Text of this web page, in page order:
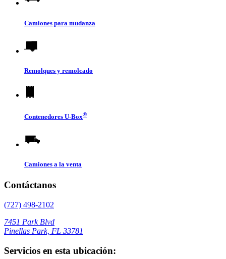
Camiones para mudanza
Remolques y remolcado
Contenedores U-Box®
Camiones a la venta
Contáctanos
(727) 498-2102
7451 Park Blvd
Pinellas Park, FL 33781
Servicios en esta ubicación: